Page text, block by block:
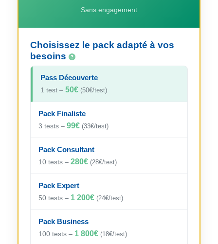
Sans engagement
Choisissez le pack adapté à vos
besoins
Pass Découverte
1 test – 50€ (50€/test)
Pack Finaliste
3 tests – 99€ (33€/test)
Pack Consultant
10 tests – 280€ (28€/test)
Pack Expert
50 tests – 1 200€ (24€/test)
Pack Business
100 tests – 1 800€ (18€/test)